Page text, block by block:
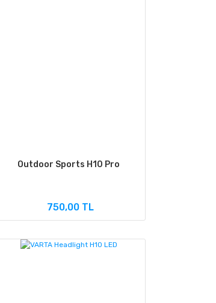
Outdoor Sports H10 Pro
750,00 TL